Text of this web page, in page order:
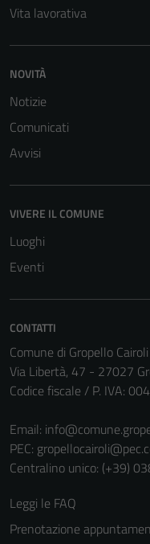
Vita lavorativa
NOVITÀ
Notizie
Comunicati
Avvisi
VIVERE IL COMUNE
Luoghi
Eventi
CONTATTI
Comune di Gropello Cairoli
Via Libertà, 47 - 27027
Codice fiscale / P. IVA:
Email:
PEC:
Centralino unico: (+39)
Leggi le FAQ
Prenotazione